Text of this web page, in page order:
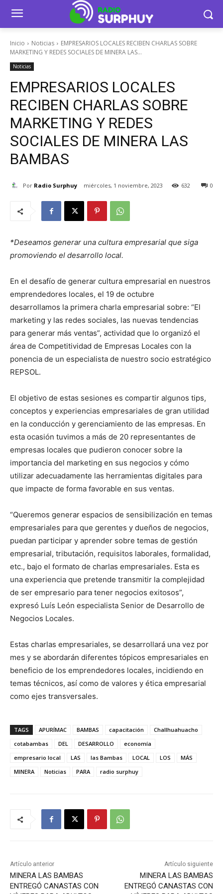
Inicio Noticias
EMPRESARIOS LOCALES RECIBEN CHARLAS SOBRE
MARKETING Y REDES SOCIALES DE MINERA LAS...
Noticias
EMPRESARIOS LOCALES
RECIBEN CHARLAS SOBRE
MARKETING Y REDES
SOCIALES DE MINERA LAS
BAMBAS
Por Radio Surphuy miércoles, 1 noviembre, 2023 0
632
*Deseamos generar una cultura empresarial que siga
promoviendo el desarrollo local.
En el desafío de generar cultura empresarial en nuestros
emprendedores locales, el 19 de octubre
desarrollamos la primera charla empresarial sobre: “El
marketing y las redes sociales, las nuevas tendencias
para generar más ventas”, actividad que lo organizó el
área de Competitividad de Empresas Locales con la
ponencia de un especialista de nuestro socio estratégico
REPSOL.
El objetivo de estas sesiones es compartir algunos tips,
conceptos y experiencias empresariales de gran utilidad
en la conducción y gerenciamiento de las empresas. En
esta ocasión tuvimos a más de 20 representantes de
empresas locales que pudieron conocer sobre la
importancia del marketing en sus negocios y cómo
utilizar adecuadamente las herramientas digitales para
que impacte de forma favorable en sus ventas.
“Queremos generar espacios de sensibilización en temas
empresariales para que gerentes y dueños de negocios,
puedan participar y aprender sobre temas de gestión
empresarial, tributación, requisitos laborales, formalidad,
etc., bajo el formato de charlas empresariales. Esta es
una experiencia que pretende transmitir la complejidad
de ser empresario para tener negocios exitosos”,
expresó Luís León especialista Senior de Desarrollo de
Negocios Locales.
Estas charlas empresariales, se desarrollará una vez por
mes y se abordarán diferentes tópicos empresariales en
beneficio de los emprendedores locales, incidiendo en
temas técnicos, así como de valores y ética empresarial
como ejes transversales. ​
TAGS APURÍMAC BAMBAS capacitación
Challhuahuacho
cotabambas
DEL DESARROLLO
economía
empresario local
LAS las Bambas LOCAL LOS
MÁS
MINERA
Noticias PARA radio surphuy
Artículo anterior
MINERA LAS BAMBAS
ENTREGÓ CANASTAS CON
Artículo siguiente
MINERA LAS BAMBAS
ENTREGÓ CANASTAS CON